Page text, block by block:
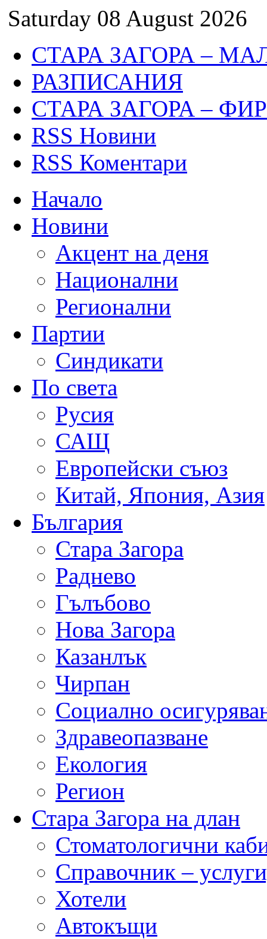
Saturday 08 August 2026
СТАРА ЗАГОРА –
РАЗПИСАНИЯ
СТАРА ЗАГОРА –
RSS Новини
RSS Коментари
Начало
Новини
Акцент на деня
Национални
Регионални
Партии
Синдикати
По света
Русия
САЩ
Европейски съюз
Китай, Япония, Азия
България
Стара Загора
Раднево
Гълъбово
Нова Загора
Казанлък
Чирпан
Социално
Здравеопазване
Екология
Регион
Стара Загора на длан
Стоматологични
Справочник –
Хотели
Автокъщи